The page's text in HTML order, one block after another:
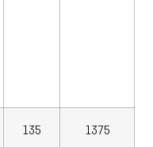
135 1375